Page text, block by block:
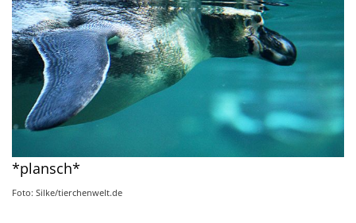
*plansch*
Foto: Silke/tierchenwelt.de